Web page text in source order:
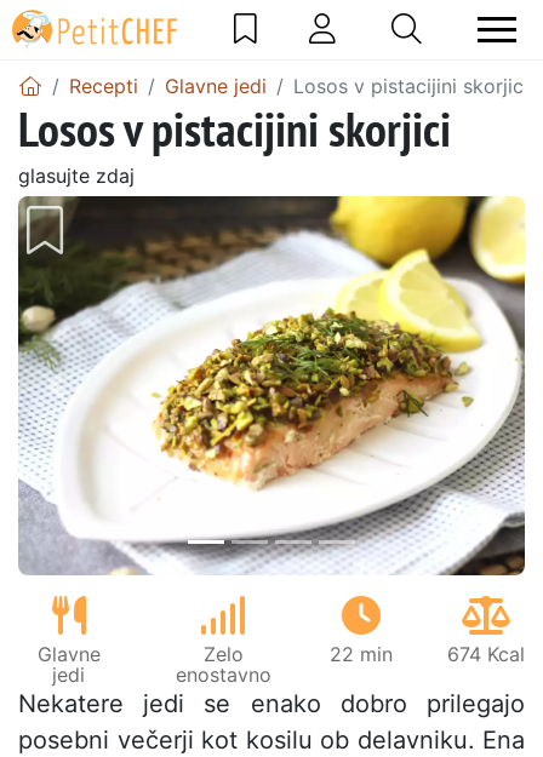
Recepti Glavne jedi Losos v pistacijini skorjici
Losos v pistacijini skorjici
glasujte zdaj
Prejšnji
Glavne
jedi
Zelo
enostavno
22 min 674 Kcal
Nekatere jedi se enako dobro prilegajo
posebni večerji kot kosilu ob delavniku. Ena